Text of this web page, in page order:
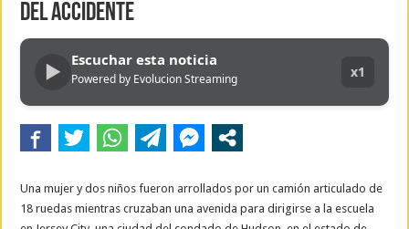
del accidente
▶ Escuchar esta noticia
Powered by Evolucion Streaming x1
Una mujer y dos niños fueron arrollados por un camión articulado de
18 ruedas mientras cruzaban una avenida para dirigirse a la escuela